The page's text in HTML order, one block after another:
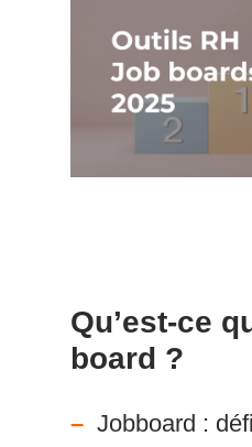
Qu’est-ce
board ?
Jobboard :